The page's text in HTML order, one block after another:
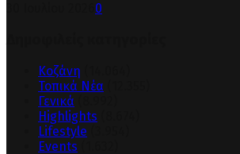
0
Κοζάνη
Τοπικά Νέα
Γενικά
Highlights
Lifestyle
Events